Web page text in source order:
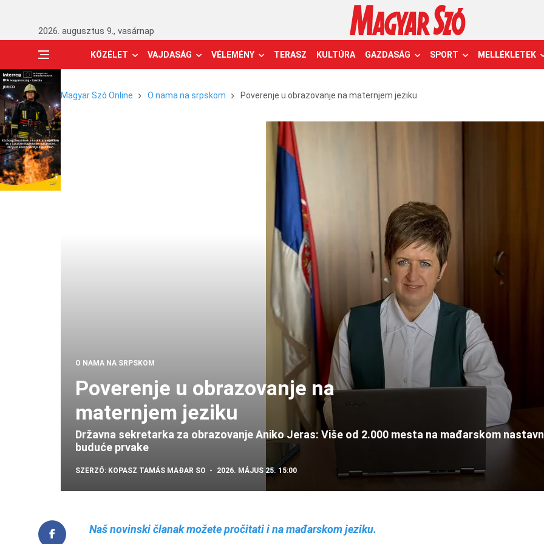
2026. augusztus 9., vasárnap
KÖZÉLET VAJDASÁG VÉLEMÉNY TERASZ KULTÚRA GAZDASÁG SPORT MELLÉKLETEK
Magyar Szó Online O nama na srpskom Poverenje u obrazovanje na maternjem jeziku
O NAMA NA SRPSKOM
Poverenje u obrazovanje na
maternjem jeziku
Državna sekretarka za obrazovanje Aniko Jeras: Više od 2.000 mesta na mađarskom
buduće prvake
SZERZŐ: KOPASZ TAMÁS MAĐAR SO 2026. MÁJUS 25. 15:00
Naš novinski članak možete pročitati i na mađarskom jeziku.